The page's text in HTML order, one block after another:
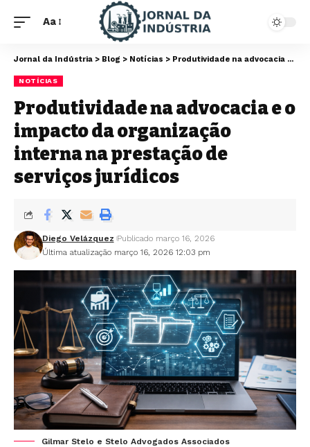
Aa
Jornal da Indústria > Blog > Notícias > Produtividade na advocacia e o impacto da organização interna na prestação de serviços jurídicos
NOTÍCIAS
Produtividade na advocacia e o
impacto da organização
interna na prestação de
serviços jurídicos
Última atualização março 16, 2026 12:03 pm
Diego Velázquez Publicado março 16, 2026
Gilmar Stelo e Stelo Advogados Associados